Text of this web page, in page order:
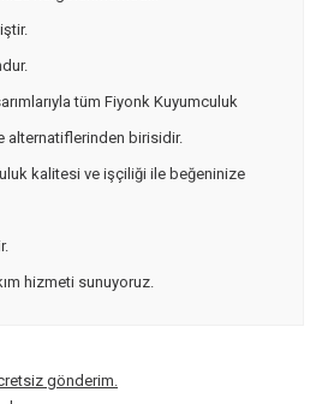
tüm Fiyonk Kuyumculuk
alternatiflerinden birisidir.
kalitesi ve işçiliği ile beğeninize
hizmeti sunuyoruz.
gönderim.